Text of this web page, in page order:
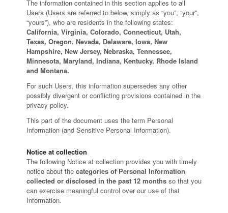
The information contained in this section applies to all
Users (Users are referred to below, simply as “you”, “your”,
“yours”), who are residents in the following states:
California, Virginia, Colorado, Connecticut, Utah,
Texas, Oregon, Nevada, Delaware, Iowa, New
Hampshire, New Jersey, Nebraska, Tennessee,
Minnesota, Maryland, Indiana, Kentucky, Rhode Island
and Montana.
For such Users, this information supersedes any other
possibly divergent or conflicting provisions contained in the
privacy policy.
This part of the document uses the term Personal
Information (and Sensitive Personal Information).
Notice at collection
The following Notice at collection provides you with timely
notice about the categories of Personal Information
collected or disclosed in the past 12 months so that you
can exercise meaningful control over our use of that
Information.